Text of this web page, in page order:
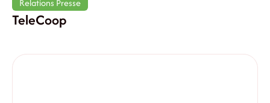
Relations Presse
TeleCoop